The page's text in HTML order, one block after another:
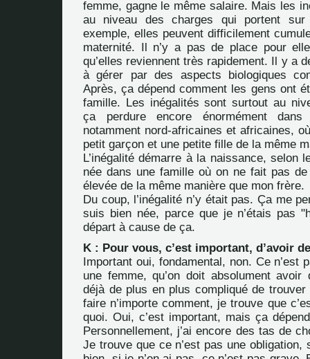
femme, gagne le même salaire. Mais les
au niveau des charges qui portent
exemple, elles peuvent difficilement
maternité. Il n’y a pas de place pour
qu’elles reviennent très rapidement. Il y a
à gérer par des aspects biologiques
Après, ça dépend comment les gens ont
famille. Les inégalités sont surtout au
ça perdure encore énormément
notamment nord-africaines et africaines,
petit garçon et une petite fille de la même
L’inégalité démarre à la naissance, selon
née dans une famille où on ne fait pas de
élevée de la même manière que mon frère.
Du coup, l’inégalité n’y était pas. Ça me
suis bien née, parce que je n’étais pas
départ à cause de ça.
K : Pour vous, c’est important, d’avoir
Important oui, fondamental, non. Ce n’est
une femme, qu’on doit absolument avoir
déjà de plus en plus compliqué de
faire n’importe comment, je trouve que
quoi. Oui, c’est important, mais ça
Personnellement, j’ai encore des tas de
Je trouve que ce n’est pas une obligation,